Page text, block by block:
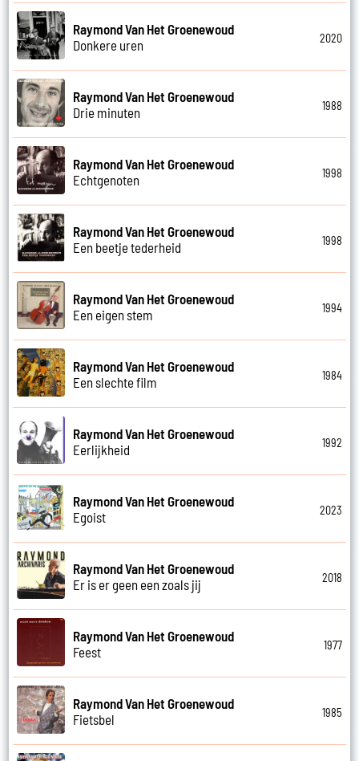
Raymond Van Het Groenewoud
Donkere uren
2020
Raymond Van Het Groenewoud
Drie minuten
1988
Raymond Van Het Groenewoud
Echtgenoten
1998
Raymond Van Het Groenewoud
Een beetje tederheid
1998
Raymond Van Het Groenewoud
Een eigen stem
1994
Raymond Van Het Groenewoud
Een slechte film
1984
Raymond Van Het Groenewoud
Eerlijkheid
1992
Raymond Van Het Groenewoud
Egoist
2023
Raymond Van Het Groenewoud
Er is er geen een zoals jij
2018
Raymond Van Het Groenewoud
Feest
1977
Raymond Van Het Groenewoud
Fietsbel
1985